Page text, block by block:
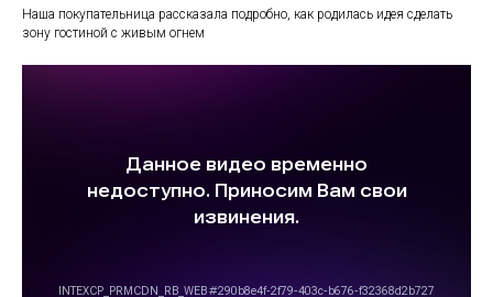
Наша покупательница рассказала подробно, как родилась идея сделать
зону гостиной с живым огнем